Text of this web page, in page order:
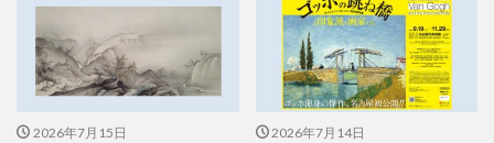
2026年7月15日
2026年7月14日